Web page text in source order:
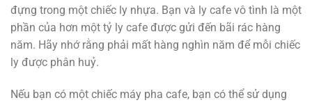
đựng trong một chiếc ly nhựa. Bạn và ly cafe vô tình là một
phần của hơn một tỷ ly cafe được gửi đến bãi rác hàng
năm. Hãy nhớ rằng phải mất hàng nghìn năm để mỗi chiếc
ly được phân huỷ.
Nếu bạn có một chiếc máy pha cafe, bạn có thể sử dụng